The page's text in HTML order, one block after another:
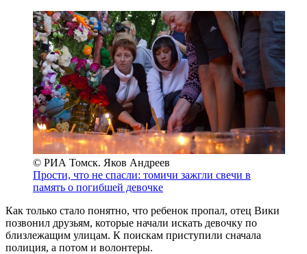
© РИА Томск. Яков Андреев
Прости, что не спасли: томичи зажгли свечи в
память о погибшей девочке
Как только стало понятно, что ребенок пропал, отец Вики
позвонил друзьям, которые начали искать девочку по
близлежащим улицам. К поискам приступили сначала
полиция, а потом и волонтеры.